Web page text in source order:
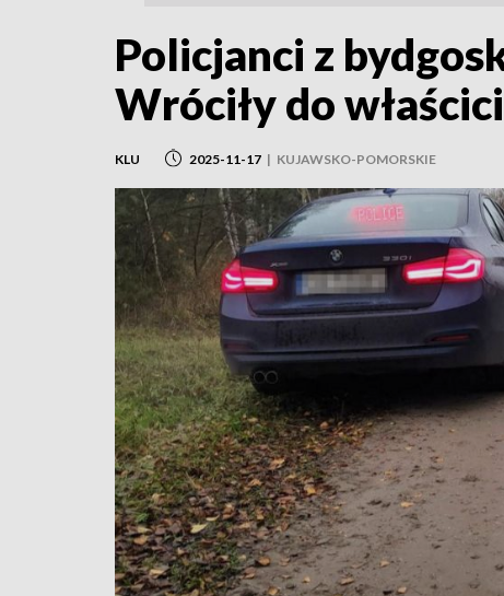
Policjanci z
Wróciły do
KLU 2025-11-17 | KUJAWSKO-POMORSKIE